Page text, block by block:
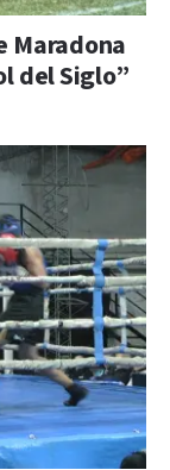
Maradona
del Siglo”